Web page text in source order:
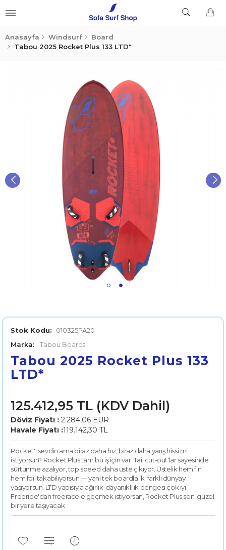
Anasayfa Windsurf
Board
Tabou 2025 Rocket Plus 133 LTD*
Stok Kodu: 010325PA20
Marka:
Tabou Boards
Tabou 2025 Rocket Plus 133
LTD*
125.412,95 TL (KDV Dahil)
Döviz Fiyatı : 2.284,06 EUR
Havale Fiyatı :119.142,30 TL
Rocket'ı sevdin ama biraz daha hız, biraz daha yarış hissi mi
istiyorsun? Rocket Plus tam bu iş için var. Tail cut-out'lar sayesinde
sürtünme azalıyor, top speed daha üste çıkıyor. Üstelik hem fin
hem foil takabiliyorsun — yani tek boardla iki farklı dünyayı
yaşıyorsun. LTD yapısıyla ağırlık-dayanıklılık dengesi çok iyi.
Freeride'dan freerace'e geçmek istiyorsan, Rocket Plus seni güzel
bir yere taşıyacak